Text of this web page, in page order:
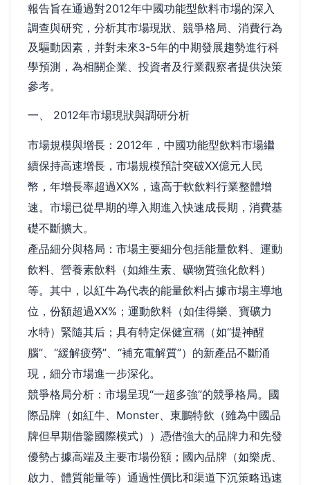
報告旨在通過對2012年中國功能型飲料市場的深入
調查與研究，分析其市場現狀、競爭格局、消費行為
及驅動因素，并對未來3-5年的中期發展趨勢進行科
學預測，為相關企業、投資者及行業觀察者提供決策
參考。
一、 2012年市場現狀與調研分析
市場規模與增長：2012年，中國功能型飲料市場繼
續保持高速增長，市場規模預計突破XX億元人民
幣，年增長率超過XX%，遠高于軟飲料行業整體增
速。市場已從早期的導入期進入快速成長期，消費基
礎不斷擴大。
產品細分與格局：市場主要細分包括能量飲料、運動
飲料、營養素飲料（如維生素、礦物質強化飲料）
等。其中，以紅牛為代表的能量飲料占據市場主導地
位，份額超過XX%；運動飲料（如佳得樂、寶礦力
水特）緊隨其后；具有特定保健宣稱（如“提神醒
腦”、“緩解疲勞”、“補充電解質”）的新產品不斷涌
現，細分市場進一步深化。
競爭格局分析：市場呈現“一超多強”的競爭格局。國
際品牌（如紅牛、Monster、東鵬特飲（雖為中國品
牌但早期借鑒國際模式））憑借強大的品牌力和先發
優勢占據高端及主要市場份額；國內品牌（如樂虎、
啟力、體質能量等）通過性價比和渠道下沉策略迅速